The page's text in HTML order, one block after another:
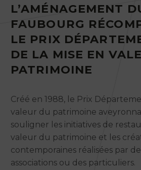
L’AMÉNAGEMENT
FAUBOURG
LE PRIX
DE LA MISE EN
PATRIMOINE
Créé en 1988, le Prix
valeur du patrimoine
souligner les initiatives de
valeur du patrimoine et les
contemporaines réalisées par
associations ou des particuliers.